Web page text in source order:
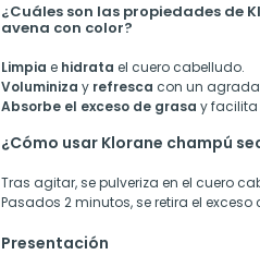
¿Cuáles son las propiedades de
avena con color?
Limpia e hidrata el cuero cabelludo.
Voluminiza y refresca con un
Absorbe el exceso de grasa y facilita
¿Cómo usar Klorane champú
Tras agitar, se pulveriza en el cuero
Pasados 2 minutos, se retira el
Presentación